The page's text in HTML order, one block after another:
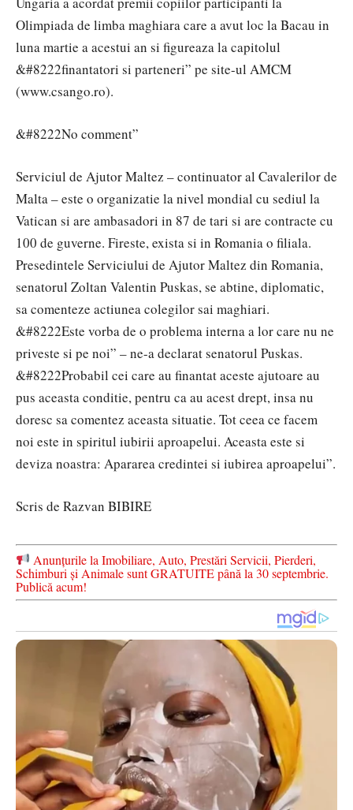
Olimpiada de limba maghiara care a avut loc la Bacau in
luna martie a acestui an si figureaza la capitolul
&#8222finantatori si parteneri” pe site-ul AMCM
(www.csango.ro).
&#8222No comment”
Serviciul de Ajutor Maltez – continuator al Cavalerilor de
Malta – este o organizatie la nivel mondial cu sediul la
Vatican si are ambasadori in 87 de tari si are contracte cu
100 de guverne. Fireste, exista si in Romania o filiala.
Presedintele Serviciului de Ajutor Maltez din Romania,
senatorul Zoltan Valentin Puskas, se abtine, diplomatic,
sa comenteze actiunea colegilor sai maghiari.
&#8222Este vorba de o problema interna a lor care nu ne
priveste si pe noi” – ne-a declarat senatorul Puskas.
&#8222Probabil cei care au finantat aceste ajutoare au
pus aceasta conditie, pentru ca au acest drept, insa nu
doresc sa comentez aceasta situatie. Tot ceea ce facem
noi este in spiritul iubirii aproapelui. Aceasta este si
deviza noastra: Apararea credintei si iubirea aproapelui”.
Scris de Razvan BIBIRE
Anunțurile la Imobiliare, Auto, Prestări Servicii, Pierderi,
Schimburi și Animale sunt GRATUITE până la 30 septembrie.
Publică acum!